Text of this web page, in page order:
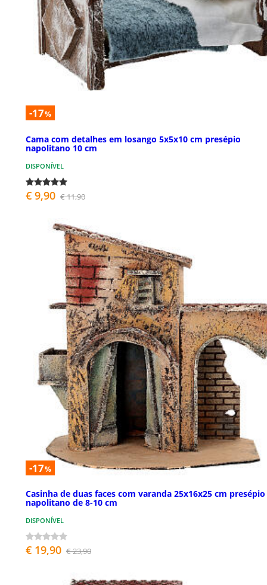
-17%
Cama com detalhes em losango 5x5x10 cm presépio
napolitano 10 cm
DISPONÍVEL
€ 9,90 € 11,90
-17%
Casinha de duas faces com varanda 25x16x25 cm presépio
napolitano de 8-10 cm
DISPONÍVEL
€ 19,90 € 23,90